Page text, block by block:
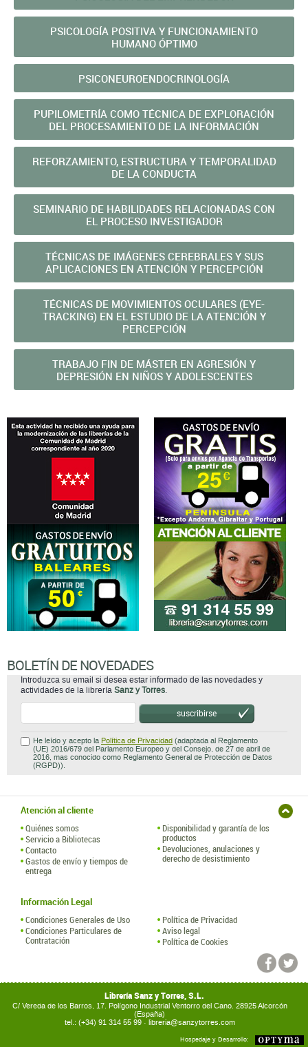
PSICOLOGÍA POSITIVA Y FUNCIONAMIENTO
HUMANO ÓPTIMO
PSICONEUROENDOCRINOLOGÍA
PUPILOMETRÍA COMO TÉCNICA DE EXPLORACIÓN
DEL PROCESAMIENTO DE LA INFORMACIÓN
REFORZAMIENTO, ESTRUCTURA Y TEMPORALIDAD
DE LA CONDUCTA
SEMINARIO DE HABILIDADES RELACIONADAS CON
EL PROCESO INVESTIGADOR
TÉCNICAS DE IMÁGENES CEREBRALES Y SUS
APLICACIONES EN ATENCIÓN Y PERCEPCIÓN
TÉCNICAS DE MOVIMIENTOS OCULARES (EYE-
TRACKING) EN EL ESTUDIO DE LA ATENCIÓN Y
PERCEPCIÓN
TRABAJO FIN DE MÁSTER EN AGRESIÓN Y
DEPRESIÓN EN NIÑOS Y ADOLESCENTES
BOLETÍN DE NOVEDADES
Introduzca su email si desea estar informado de las novedades y
actividades de la librería Sanz y Torres.
suscribirse
He leído y acepto la Política de Privacidad (adaptada al Reglamento
(UE) 2016/679 del Parlamento Europeo y del Consejo, de 27 de abril de
2016, mas conocido como Reglamento General de Protección de Datos
(RGPD)).
Atención al cliente
Quiénes somos
Servicio a Bibliotecas
Contacto
Gastos de envío y tiempos de
entrega
Disponibilidad y garantía de los
productos
Devoluciones, anulaciones y
derecho de desistimiento
Información Legal
Condiciones Generales de Uso
Condiciones Particulares de
Contratación
Política de Privacidad
Aviso legal
Política de Cookies
Librería Sanz y Torres, S.L.
C/ Vereda de los Barros, 17. Polígono Industrial Ventorro del Cano. 28925 Alcorcón
(España)
tel.: (+34) 91 314 55 99 · libreria@sanzytorres.com
Hospedaje y Desarrollo: